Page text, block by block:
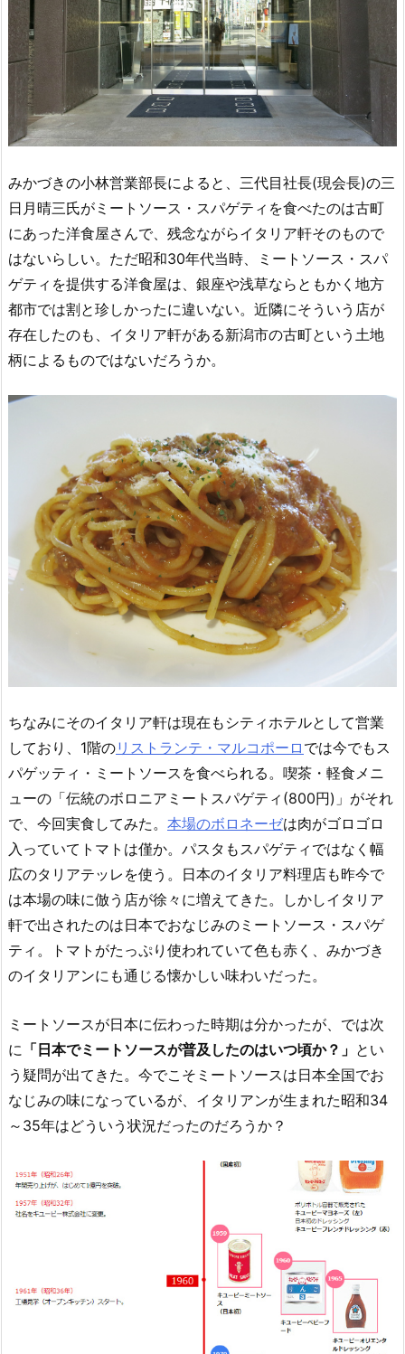
みかづきの小林営業部長によると、三代目社長(現会長)の三
日月晴三氏がミートソース・スパゲティを食べたのは古町
にあった洋食屋さんで、残念ながらイタリア軒そのもので
はないらしい。ただ昭和30年代当時、ミートソース・スパ
ゲティを提供する洋食屋は、銀座や浅草ならともかく地方
都市では割と珍しかったに違いない。近隣にそういう店が
存在したのも、イタリア軒がある新潟市の古町という土地
柄によるものではないだろうか。
ちなみにそのイタリア軒は現在もシティホテルとして営業
しており、1階のリストランテ・マルコポーロ では今でもス
パゲッティ・ミートソースを食べられる。喫茶・軽食メニ
ューの「伝統のボロニアミートスパゲティ(800円)」がそれ
で、今回実食してみた。 本場のボロネーゼは肉がゴロゴロ
入っていてトマトは僅か。パスタもスパゲティではなく幅
広のタリアテッレを使う。日本のイタリア料理店も昨今で
は本場の味に倣う店が徐々に増えてきた。しかしイタリア
軒で出されたのは日本でおなじみのミートソース・スパゲ
ティ。トマトがたっぷり使われていて色も赤く、みかづき
のイタリアンにも通じる懐かしい味わいだった。
ミートソースが日本に伝わった時期は分かったが、では次
に 「日本でミートソースが普及したのはいつ頃か？」 とい
う疑問が出てきた。今でこそミートソースは日本全国でお
なじみの味になっているが、イタリアンが生まれた昭和34
～35年はどういう状況だったのだろうか？